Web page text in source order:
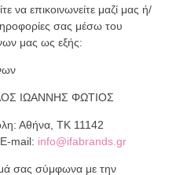
να επικοινωνείτε μαζί μας ή/
σας μέσω του
μας ως εξής:
ΙΩΑΝΝΗΣ ΦΩΤΙΟΣ
Αθήνα, TK 11142
mail: info@ifabrands.gr
σας σύμφωνα με την